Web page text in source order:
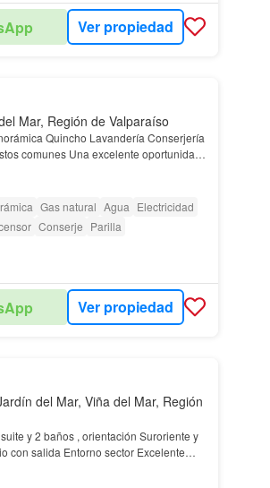
Ver propiedad
Mar, Región de Valparaíso
Gas natural Agua Electricidad
Conserje Parilla
Ver propiedad
del Mar, Viña del Mar, Región
Suroriente y